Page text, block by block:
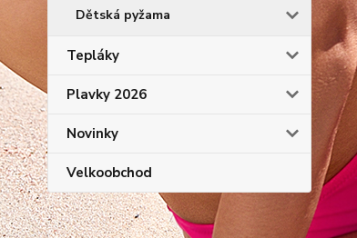
Dětská pyžama
Tepláky
Plavky 2026
Novinky
Velkoobchod